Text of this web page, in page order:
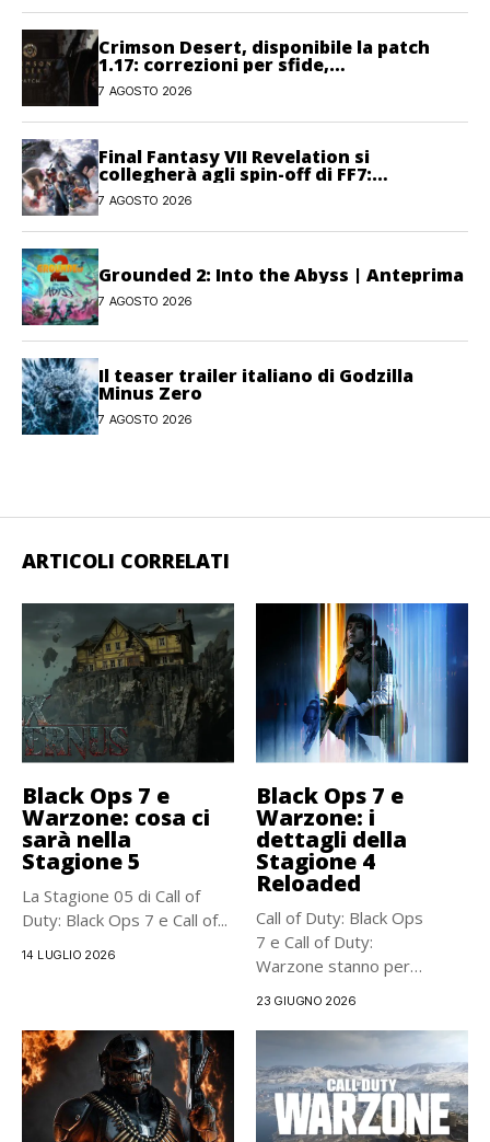
Crimson Desert, disponibile la patch
1.17: correzioni per sfide,
combattimento e interfaccia
7 AGOSTO 2026
Final Fantasy VII Revelation si
collegherà agli spin-off di FF7:
Hamaguchi non si pone limiti
7 AGOSTO 2026
Grounded 2: Into the Abyss | Anteprima
7 AGOSTO 2026
Il teaser trailer italiano di Godzilla
Minus Zero
7 AGOSTO 2026
ARTICOLI CORRELATI
Black Ops 7 e
Warzone: cosa ci
sarà nella
Stagione 5
La Stagione 05 di Call of
Duty: Black Ops 7 e Call of...
14 LUGLIO 2026
Black Ops 7 e
Warzone: i
dettagli della
Stagione 4
Reloaded
Call of Duty: Black Ops
7 e Call of Duty:
Warzone stanno per
23 GIUGNO 2026